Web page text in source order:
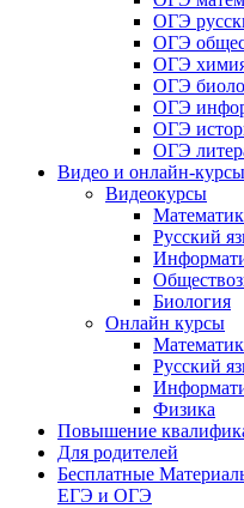
ОГЭ
ОГЭ
ОГЭ
ОГЭ
ОГЭ
ОГЭ
ОГЭ
Видео и онлайн-курсы
Видеокурсы
Русский
Биология
Онлайн курсы
Русский
Физика
Повышение
Для родителей
Бесплатные
ЕГЭ и ОГЭ